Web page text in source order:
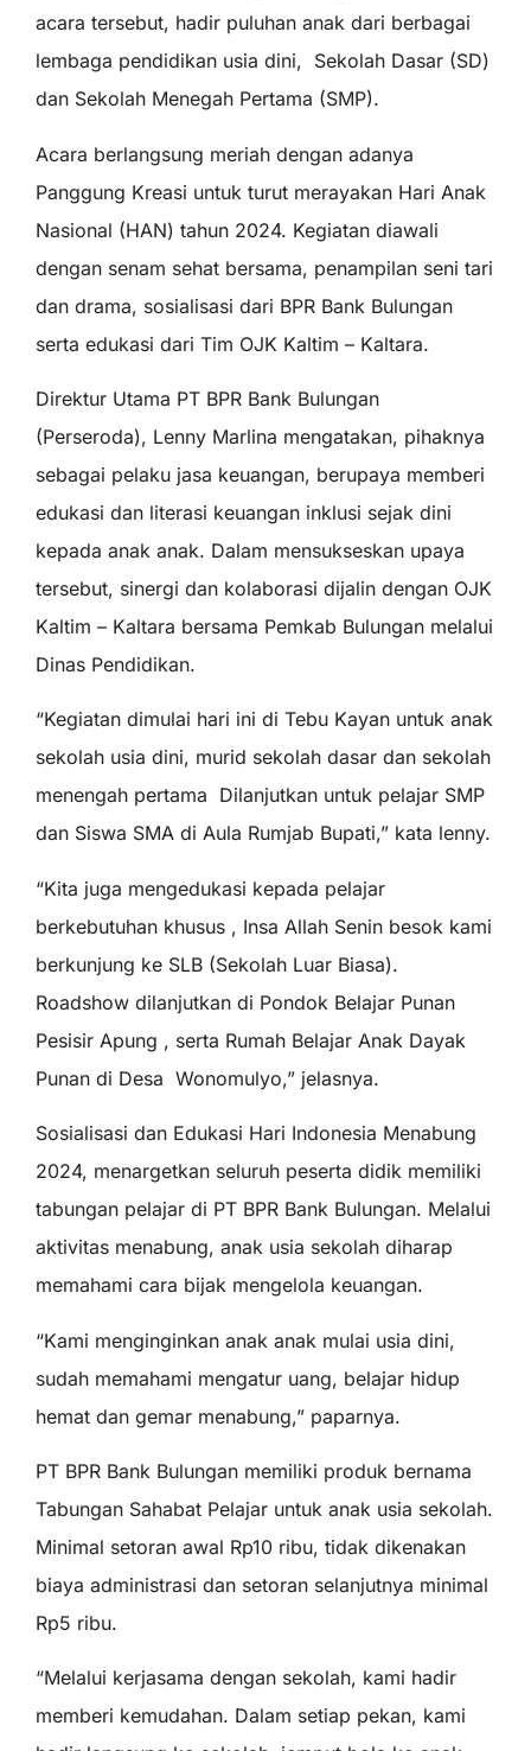
acara tersebut, hadir puluhan anak dari berbagai
lembaga pendidikan usia dini, Sekolah Dasar (SD)
dan Sekolah Menegah Pertama (SMP).
Acara berlangsung meriah dengan adanya
Panggung Kreasi untuk turut merayakan Hari Anak
Nasional (HAN) tahun 2024. Kegiatan diawali
dengan senam sehat bersama, penampilan seni tari
dan drama, sosialisasi dari BPR Bank Bulungan
serta edukasi dari Tim OJK Kaltim – Kaltara.
Direktur Utama PT BPR Bank Bulungan
(Perseroda), Lenny Marlina mengatakan, pihaknya
sebagai pelaku jasa keuangan, berupaya memberi
edukasi dan literasi keuangan inklusi sejak dini
kepada anak anak. Dalam mensukseskan upaya
tersebut, sinergi dan kolaborasi dijalin dengan OJK
Kaltim – Kaltara bersama Pemkab Bulungan melalui
Dinas Pendidikan.
“Kegiatan dimulai hari ini di Tebu Kayan untuk anak
sekolah usia dini, murid sekolah dasar dan sekolah
menengah pertama Dilanjutkan untuk pelajar SMP
dan Siswa SMA di Aula Rumjab Bupati,” kata lenny.
“Kita juga mengedukasi kepada pelajar
berkebutuhan khusus , Insa Allah Senin besok kami
berkunjung ke SLB (Sekolah Luar Biasa).
Roadshow dilanjutkan di Pondok Belajar Punan
Pesisir Apung , serta Rumah Belajar Anak Dayak
Punan di Desa Wonomulyo,” jelasnya.
Sosialisasi dan Edukasi Hari Indonesia Menabung
2024, menargetkan seluruh peserta didik memiliki
tabungan pelajar di PT BPR Bank Bulungan. Melalui
aktivitas menabung, anak usia sekolah diharap
memahami cara bijak mengelola keuangan.
“Kami menginginkan anak anak mulai usia dini,
sudah memahami mengatur uang, belajar hidup
hemat dan gemar menabung,” paparnya.
PT BPR Bank Bulungan memiliki produk bernama
Tabungan Sahabat Pelajar untuk anak usia sekolah.
Minimal setoran awal Rp10 ribu, tidak dikenakan
biaya administrasi dan setoran selanjutnya minimal
Rp5 ribu.
“Melalui kerjasama dengan sekolah, kami hadir
memberi kemudahan. Dalam setiap pekan, kami